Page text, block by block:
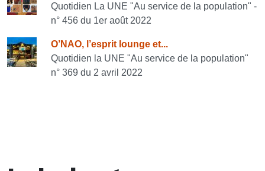
Quotidien La UNE "Au service de la population" -
n° 456 du 1er août 2022
O’NAO, l’esprit lounge et...
Quotidien la UNE "Au service de la population"
n° 369 du 2 avril 2022